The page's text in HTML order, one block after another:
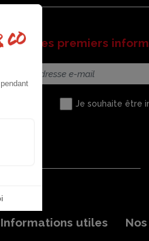
Soyez les premiers
Je souhaite être
Informations utiles